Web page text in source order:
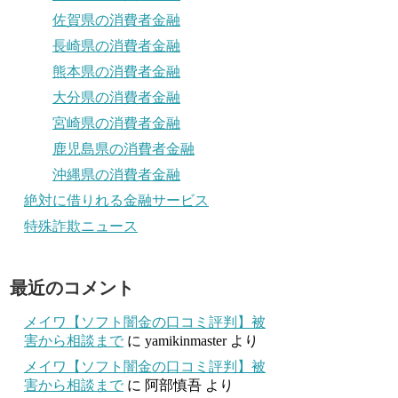
佐賀県の消費者金融
長崎県の消費者金融
熊本県の消費者金融
大分県の消費者金融
宮崎県の消費者金融
鹿児島県の消費者金融
沖縄県の消費者金融
絶対に借りれる金融サービス
特殊詐欺ニュース
最近のコメント
メイワ【ソフト闇金の口コミ評判】被
害から相談まで に yamikinmasterより
メイワ【ソフト闇金の口コミ評判】被
害から相談まで に 阿部慎吾 より